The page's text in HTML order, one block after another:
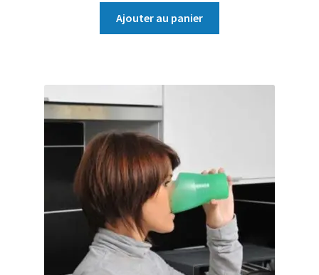
Ajouter au panier